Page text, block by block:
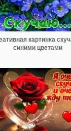
картинка
синими цветами